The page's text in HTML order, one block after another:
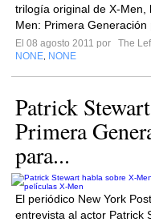
trilogía original de X-Men,
Men: Primera Generación
El 08 agosto 2011 por
The
NONE NONE
Patrick
Primera
para...
El periódico New York
entrevista al actor Patrick